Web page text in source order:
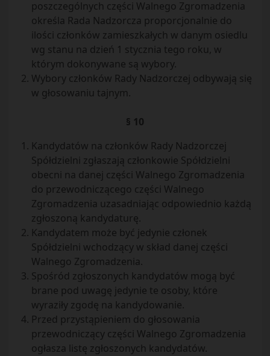
poszczególnych części Walnego Zgromadzenia
określa Rada Nadzorcza proporcjonalnie do
ilości członków zamieszkałych w danym osiedlu
wg stanu na dzień 1 stycznia tego roku, w
którym dokonywane są wybory.
Wybory członków Rady Nadzorczej odbywają się
w głosowaniu tajnym.
§ 10
Kandydatów na członków Rady Nadzorczej
Spółdzielni zgłaszają członkowie Spółdzielni
obecni na danej części Walnego Zgromadzenia
do przewodniczącego części Walnego
Zgromadzenia uzasadniając odpowiednio każdą
zgłoszoną kandydaturę.
Kandydatem może być jedynie członek
Spółdzielni wchodzący w skład danej części
Walnego Zgromadzenia.
Spośród zgłoszonych kandydatów mogą być
brane pod uwagę jedynie te osoby, które
wyraziły zgodę na kandydowanie.
Przed przystąpieniem do głosowania
przewodniczący części Walnego Zgromadzenia
ogłasza listę zgłoszonych kandydatów.